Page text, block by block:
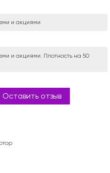
и акциями
и акциями. Плотность на 50
Оставить отзыв